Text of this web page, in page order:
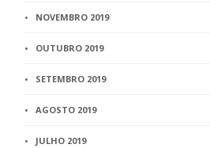
NOVEMBRO 2019
OUTUBRO 2019
SETEMBRO 2019
AGOSTO 2019
JULHO 2019